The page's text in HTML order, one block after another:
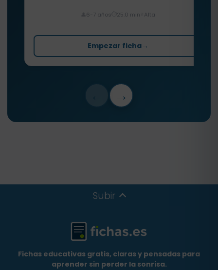
6-7 años 25.0 min Alta
Empezar ficha→
→
Subir
Fichas educativas gratis, claras y pensadas para
aprender sin perder la sonrisa.